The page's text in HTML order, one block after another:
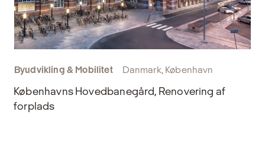
Byudvikling & Mobilitet Danmark, København
Københavns Hovedbanegård, Renovering af
forplads